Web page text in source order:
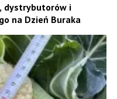
dystrybutorów i
na Dzień Buraka